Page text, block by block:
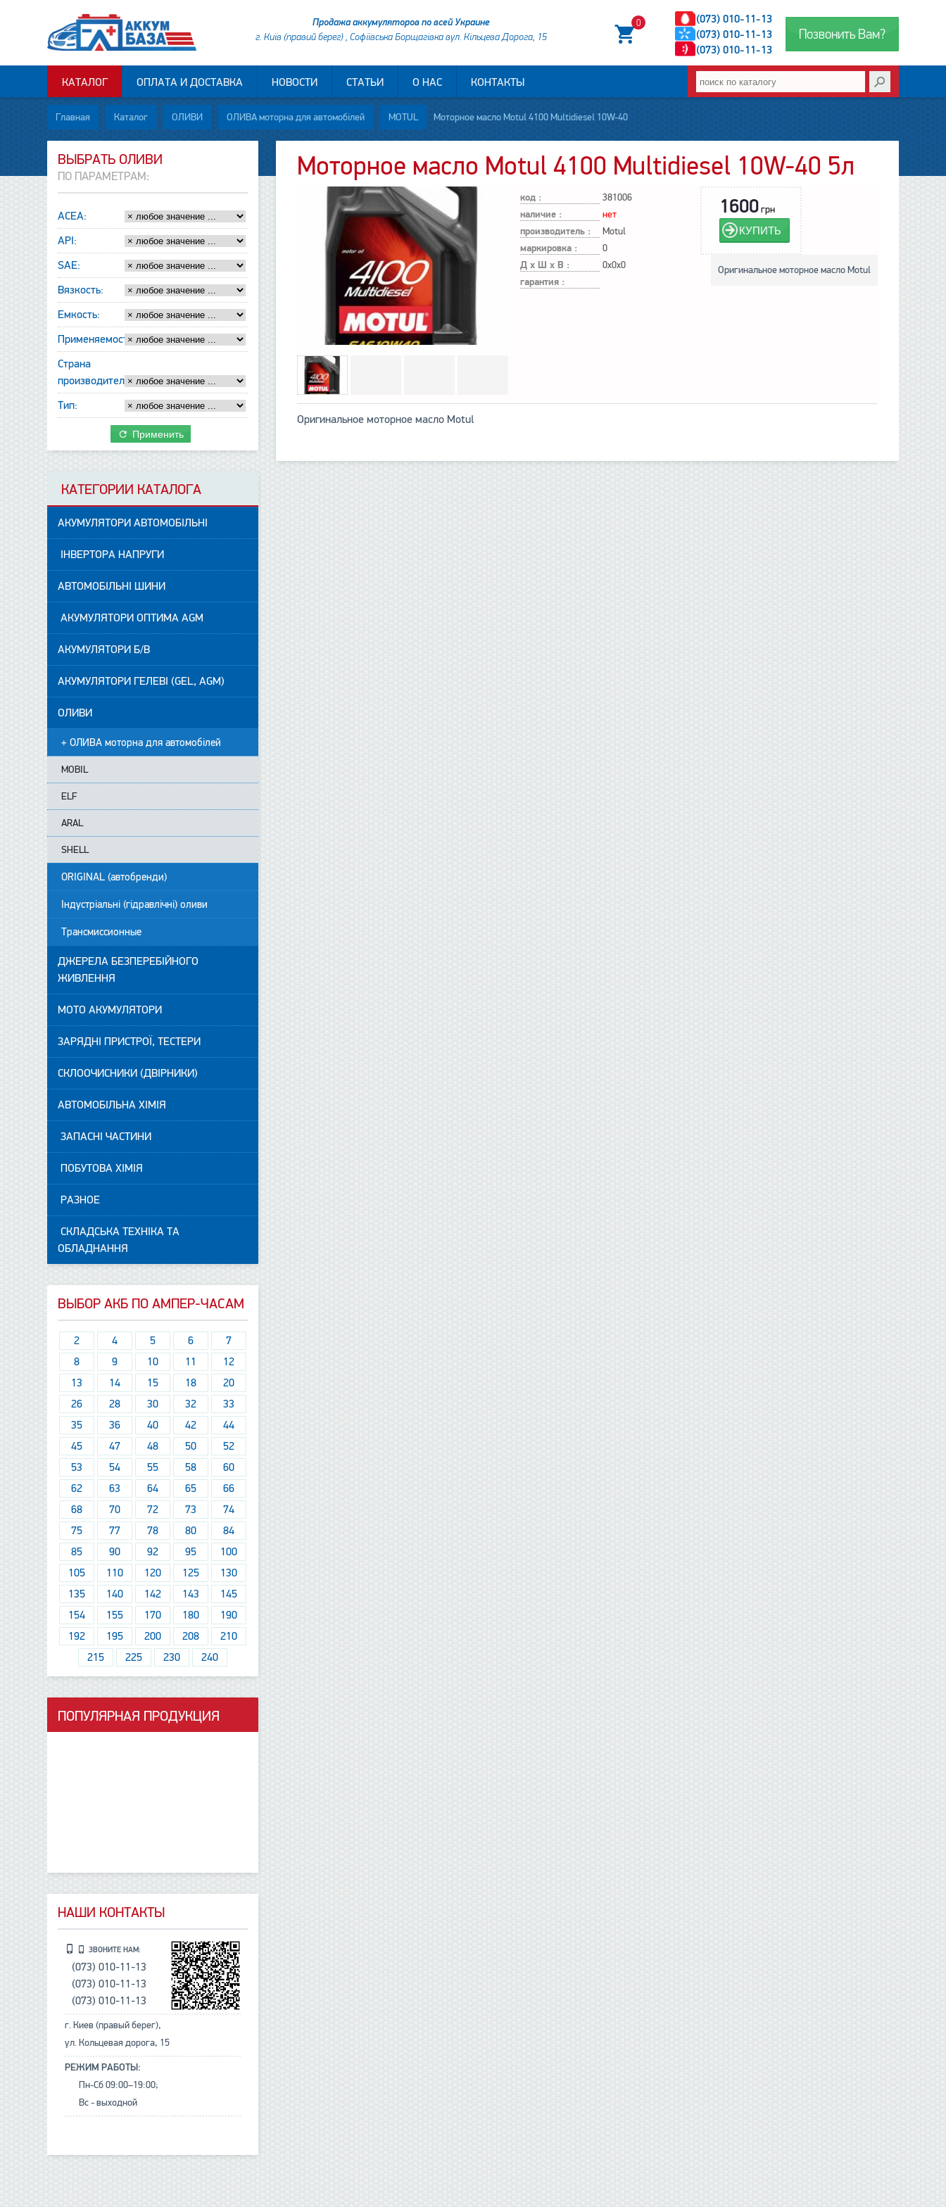
Позвонить Вам?
(073) 010-11-13
(073) 010-11-13
(073) 010-11-13
0
Продажа аккумуляторов по всей Украине
г. Київ (правий берег) , Софіївська Борщагівка вул. Кільцева Дорога, 15
КАТАЛОГ ОПЛАТА И ДОСТАВКА НОВОСТИ СТАТЬИ О НАС КОНТАКТЫ
Главная Каталог ОЛИВИ ОЛИВА моторна для автомобілей MOTUL Моторное масло Motul 4100 Multidiesel 10W-40
Моторное масло Motul 4100 Multidiesel 10W-40 5л
код : 381006
наличие : нет
производитель : Motul
маркировка : 0
Д х Ш х В : 0x0x0
гарантия :
1600грн
КУПИТЬ
Оригинальное моторное масло Motul
Оригинальное моторное масло Motul
ВЫБРАТЬ ОЛИВИ
ПО ПАРАМЕТРАМ:
ACEA:
API:
SAE:
Вязкость:
Емкость:
Применяемость:
Страна
производитель:
Тип:
Применить
КАТЕГОРИИ КАТАЛОГА
АКУМУЛЯТОРИ АВТОМОБІЛЬНІ
ІНВЕРТОРА НАПРУГИ
АВТОМОБІЛЬНІ ШИНИ
АКУМУЛЯТОРИ ОПТИМА AGM
АКУМУЛЯТОРИ Б/В
АКУМУЛЯТОРИ ГЕЛЕВІ (GEL, AGM)
ОЛИВИ
+ ОЛИВА моторна для автомобілей
MOBIL
ELF
ARAL
SHELL
ORIGINAL (автобренди)
Індустріальні (гідравлічні) оливи
Трансмиссионные
ДЖЕРЕЛА БЕЗПЕРЕБІЙНОГО
ЖИВЛЕННЯ
МОТО АКУМУЛЯТОРИ
ЗАРЯДНІ ПРИСТРОЇ, ТЕСТЕРИ
СКЛООЧИСНИКИ (ДВІРНИКИ)
АВТОМОБІЛЬНА ХІМІЯ
ЗАПАСНІ ЧАСТИНИ
ПОБУТОВА ХІМІЯ
РАЗНОЕ
СКЛАДСЬКА ТЕХНІКА ТА
ОБЛАДНАННЯ
ВЫБОР АКБ ПО АМПЕР-ЧАСАМ
2 4 5 6
7
8
9 10 11
12
13
14 15 18
20
26
28 30 32
33
35
36 40 42
44
45
47 48 50
52
53
54 55 58
60
62
63 64 65
66
68
70 72 73
74
75
77 78 80
84
85
90 92 95
100
105
110 120 125
130
135
140 142 143
145
154
155 170 180
190
192
195 200 208
210
215
225 230 240
ПОПУЛЯРНАЯ ПРОДУКЦИЯ
данные отсутствуют
НАШИ КОНТАКТЫ
ЗВОНИТЕ НАМ:
(073) 010-11-13
(073) 010-11-13
(073) 010-11-13
г. Киев (правый берег),
ул. Кольцевая дорога, 15
РЕЖИМ РАБОТЫ:
Пн-Сб 09:00–19:00;
Вс - выходной